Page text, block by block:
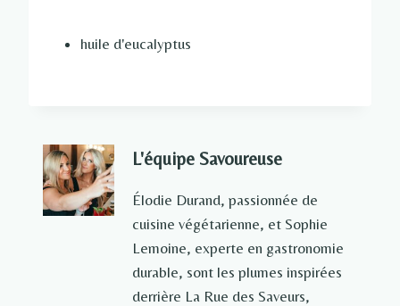
huile d'eucalyptus
L'équipe Savoureuse
Élodie Durand, passionnée de
cuisine végétarienne, et Sophie
Lemoine, experte en gastronomie
durable, sont les plumes inspirées
derrière La Rue des Saveurs,